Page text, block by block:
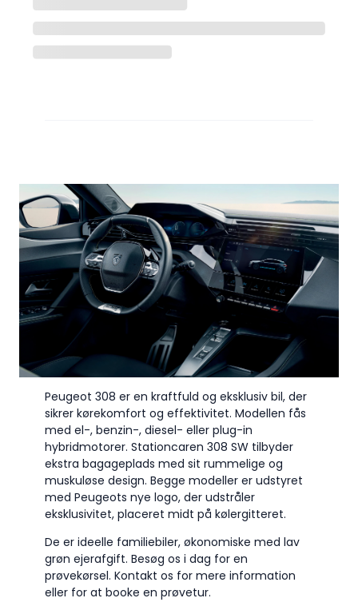
Peugeot 308 er en kraftfuld og eksklusiv bil, der
sikrer kørekomfort og effektivitet. Modellen fås
med el-, benzin-, diesel- eller plug-in
hybridmotorer. Stationcaren 308 SW tilbyder
ekstra bagageplads med sit rummelige og
muskuløse design. Begge modeller er udstyret
med Peugeots nye logo, der udstråler
eksklusivitet, placeret midt på kølergitteret.
De er ideelle familiebiler, økonomiske med lav
grøn ejerafgift. Besøg os i dag for en
prøvekørsel. Kontakt os for mere information
eller for at booke en prøvetur.